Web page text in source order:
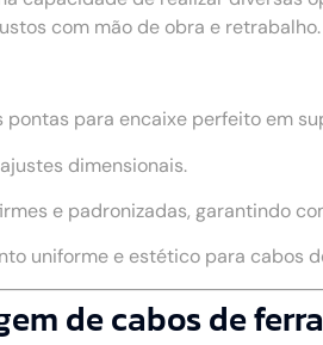
com mão de obra e retrabalho.
para encaixe perfeito em
dimensionais.
e padronizadas, garantindo
uniforme e estético para cabos
de cabos de